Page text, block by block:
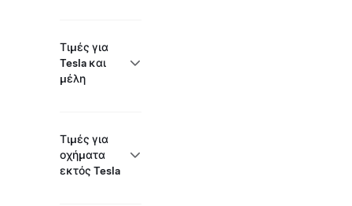
Τιμές για
Tesla και
μέλη
Τιμές για
οχήματα
εκτός Tesla